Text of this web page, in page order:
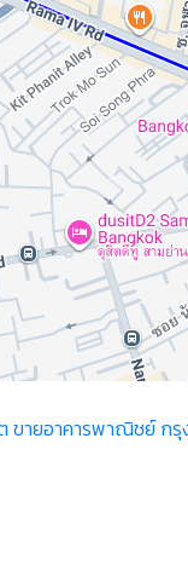
ขายอาคารพาณิชย์ ก